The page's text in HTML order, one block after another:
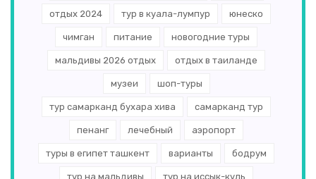
отдых 2024 тур в куала-лумпур юнеско
чимган питание новогодние туры
мальдивы 2026 отдых отдых в таиланде
музеи шоп-туры
тур самарканд бухара хива самарканд тур
пенанг лечебный аэропорт
туры в египет ташкент варианты бодрум
тур на мальдивы тур на иссык-куль